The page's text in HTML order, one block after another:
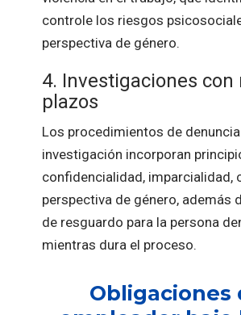
controle los riesgos
perspectiva de género.
4. Investigaciones con
plazos
Los procedimientos de
investigación incorporan
confidencialidad, imparcialidad,
perspectiva de género, además
de resguardo para la persona
mientras dura el proceso.
Obligaciones